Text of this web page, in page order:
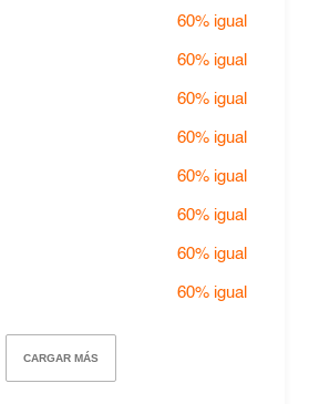
60% igual
60% igual
60% igual
60% igual
60% igual
60% igual
60% igual
60% igual
CARGAR MÁS